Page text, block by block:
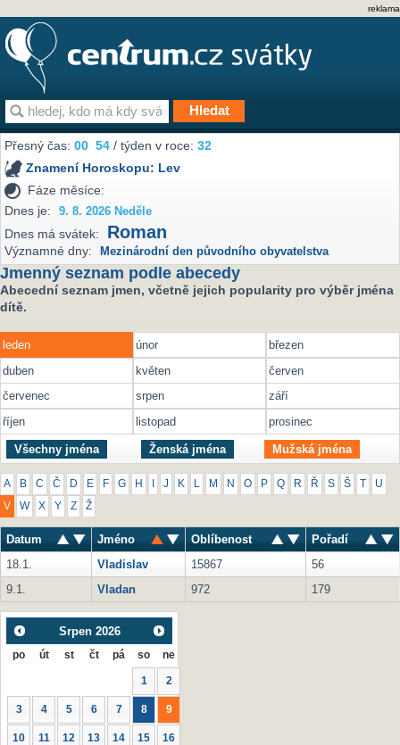
reklama
Přesný čas:00 54 / týden v roce:32
Znamení Horoskopu: Lev
Fáze měsíce:
Dnes je:
9. 8. 2026 Neděle
Dnes má svátek: Roman
Významné dny: Mezinárodní den původního obyvatelstva
Jmenný seznam podle abecedy
Abecední seznam jmen, včetně jejich popularity pro výběr jména
dítě.
leden únor
březen
duben
květen
červen
červenec
srpen
září
říjen
listopad prosinec
Všechny jména Ženská jména Mužská jména
A B C Č D E F G H J K M N O P Q R Ř S Š U
V W X Y Z Ž
Datum Jméno Oblíbenost
Pořadí
18.1.
Vladislav 15867
56
9.1.
Vladan 972 179
Srpen 2026
po út st čt pá so ne
1 2
3 4 5 6 7 8 9
10 11 12 13 14 15 16